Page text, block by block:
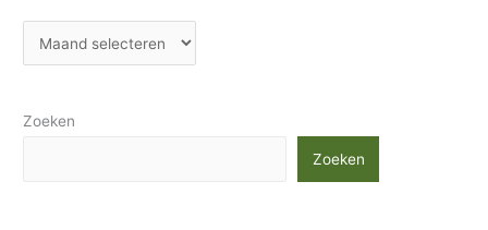
Zoeken
Zoeken